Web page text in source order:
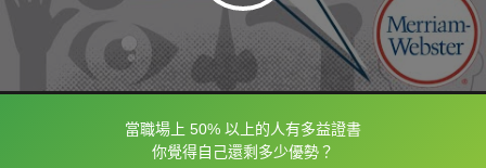
當職場上 50% 以上的人有多益證書
你覺得自己還剩多少優勢？
框選或點兩下字幕可以直接查字典喔！